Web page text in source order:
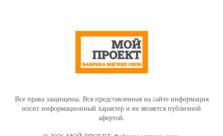
Все права защищены. Вся представленная на сайте информация
носит информационный характер и не является публичной
афертой.